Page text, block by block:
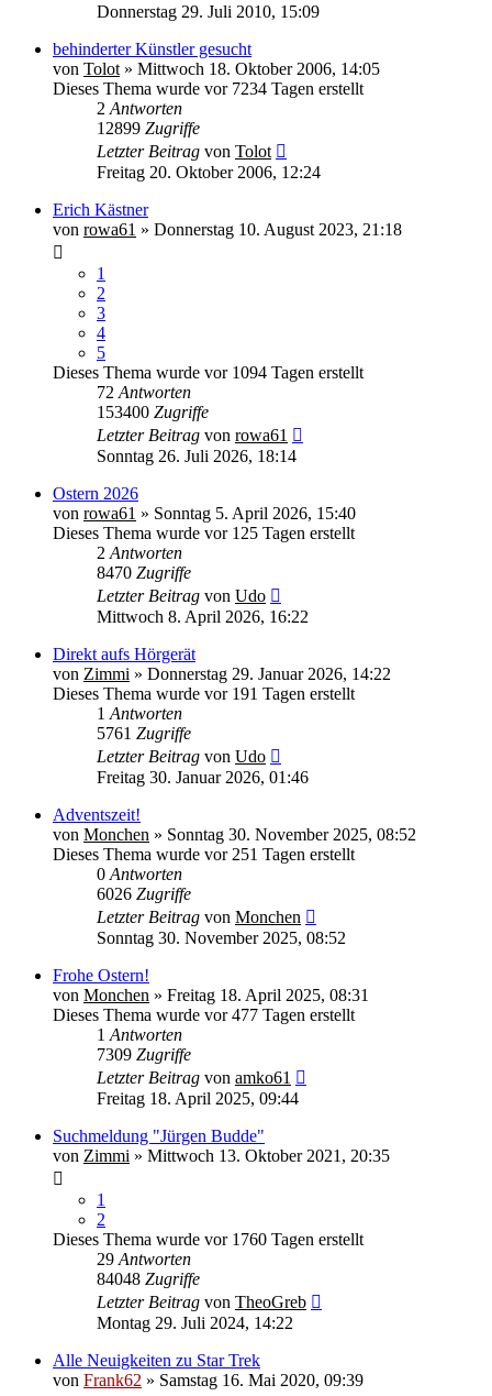
Donnerstag 29. Juli 2010, 15:09
behinderter Künstler gesucht
von Tolot » Mittwoch 18. Oktober 2006, 14:05
Dieses Thema wurde vor 7234 Tagen erstellt
2 Antworten
12899 Zugriffe
Letzter Beitrag von Tolot
Freitag 20. Oktober 2006, 12:24
Erich Kästner
von rowa61 » Donnerstag 10. August 2023, 21:18
1
2
3
4
5
Dieses Thema wurde vor 1094 Tagen erstellt
72 Antworten
153400 Zugriffe
Letzter Beitrag von rowa61
Sonntag 26. Juli 2026, 18:14
Ostern 2026
von rowa61 » Sonntag 5. April 2026, 15:40
Dieses Thema wurde vor 125 Tagen erstellt
2 Antworten
8470 Zugriffe
Letzter Beitrag von Udo
Mittwoch 8. April 2026, 16:22
Direkt aufs Hörgerät
von Zimmi » Donnerstag 29. Januar 2026, 14:22
Dieses Thema wurde vor 191 Tagen erstellt
1 Antworten
5761 Zugriffe
Letzter Beitrag von Udo
Freitag 30. Januar 2026, 01:46
Adventszeit!
von Monchen » Sonntag 30. November 2025, 08:52
Dieses Thema wurde vor 251 Tagen erstellt
0 Antworten
6026 Zugriffe
Letzter Beitrag von Monchen
Sonntag 30. November 2025, 08:52
Frohe Ostern!
von Monchen » Freitag 18. April 2025, 08:31
Dieses Thema wurde vor 477 Tagen erstellt
1 Antworten
7309 Zugriffe
Letzter Beitrag von amko61
Freitag 18. April 2025, 09:44
Suchmeldung "Jürgen Budde"
von Zimmi » Mittwoch 13. Oktober 2021, 20:35
1
2
Dieses Thema wurde vor 1760 Tagen erstellt
29 Antworten
84048 Zugriffe
Letzter Beitrag von TheoGreb
Montag 29. Juli 2024, 14:22
Alle Neuigkeiten zu Star Trek
von Frank62 » Samstag 16. Mai 2020, 09:39